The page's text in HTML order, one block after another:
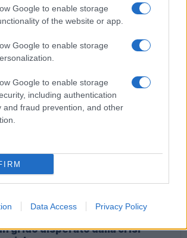
Google to enable storage
of the website or app.
Google to enable storage
Google to enable storage
including authentication
and fraud prevention, and other
Data Access Privacy Policy
rossa a Pasqua e Pasquetta”
“Aiuti ai più deboli, anche
grido disperato dalla crisi